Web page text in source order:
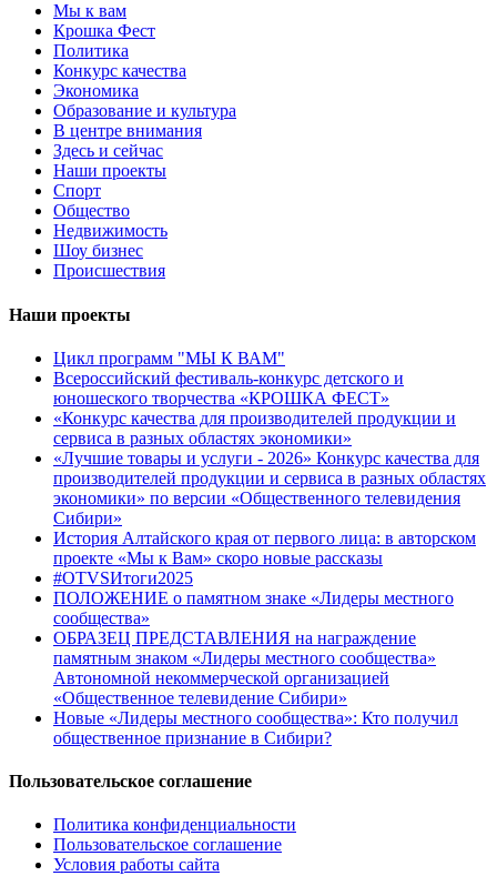
Мы к вам
Крошка Фест
Политика
Конкурс качества
Экономика
Образование и культура
В центре внимания
Здесь и сейчас
Наши проекты
Спорт
Общество
Недвижимость
Шоу бизнес
Происшествия
Наши проекты
Цикл программ "МЫ К ВАМ"
Всероссийский фестиваль-конкурс детского и
юношеского творчества «КРОШКА ФЕСТ»
«Конкурс качества для производителей продукции и
сервиса в разных областях экономики»
«Лучшие товары и услуги - 2026» Конкурс качества для
производителей продукции и сервиса в разных областях
экономики» по версии «Общественного телевидения
Сибири»
История Алтайского края от первого лица: в авторском
проекте «Мы к Вам» скоро новые рассказы
#OTVSИтоги2025
ПОЛОЖЕНИЕ о памятном знаке «Лидеры местного
сообщества»
ОБРАЗЕЦ ПРЕДСТАВЛЕНИЯ на награждение
памятным знаком «Лидеры местного сообщества»
Автономной некоммерческой организацией
«Общественное телевидение Сибири»
Новые «Лидеры местного сообщества»: Кто получил
общественное признание в Сибири?
Пользовательское соглашение
Политика конфиденциальности
Пользовательское соглашение
Условия работы сайта